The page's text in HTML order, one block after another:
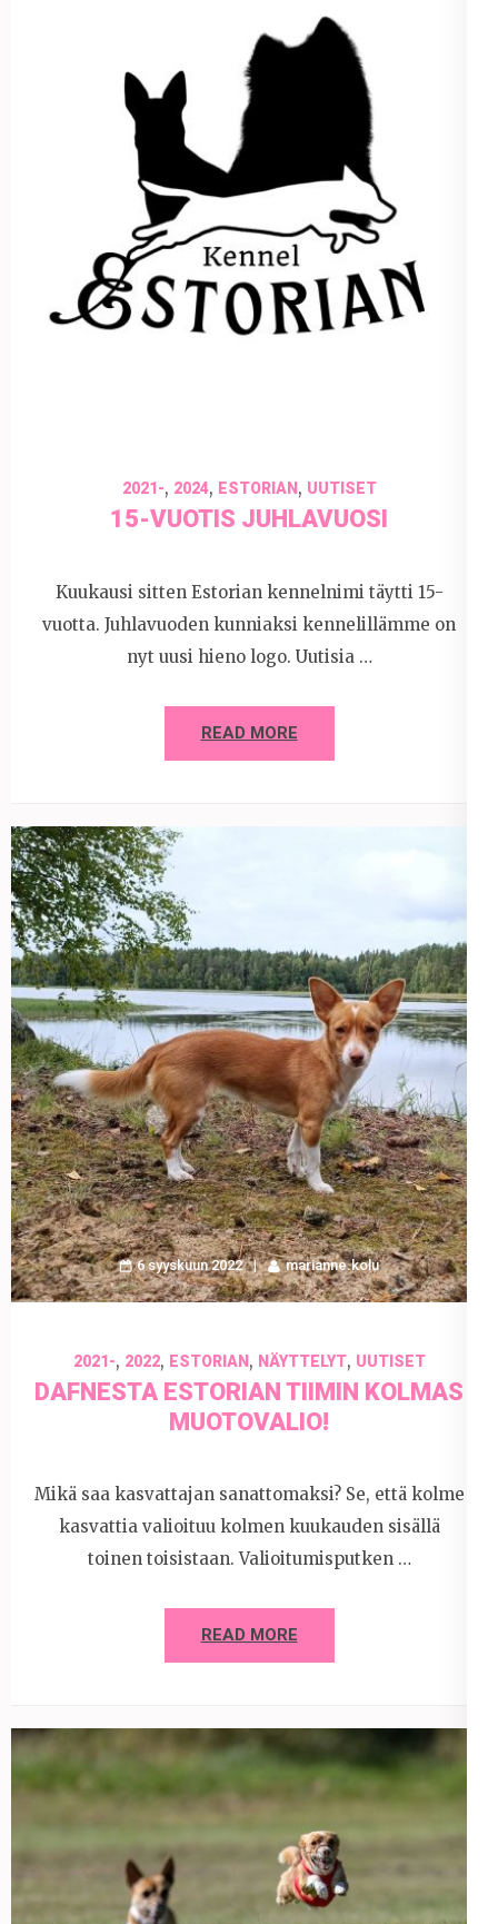
2021-, 2024, ESTORIAN, UUTISET
15-VUOTIS JUHLAVUOSI
Kuukausi sitten Estorian kennelnimi täytti 15-
vuotta. Juhlavuoden kunniaksi kennelillämme on
nyt uusi hieno logo. Uutisia …
READ MORE
6 syyskuun 2022 marianne.kolu
2021-, 2022, ESTORIAN, NÄYTTELYT, UUTISET
DAFNESTA ESTORIAN TIIMIN KOLMAS
MUOTOVALIO!
Mikä saa kasvattajan sanattomaksi? Se, että kolme
kasvattia valioituu kolmen kuukauden sisällä
toinen toisistaan. Valioitumisputken …
READ MORE